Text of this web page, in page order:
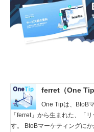
ferret（One Tip
One Tipは、BtoB
「ferret」から生まれた、「
す。 BtoBマーケティングに